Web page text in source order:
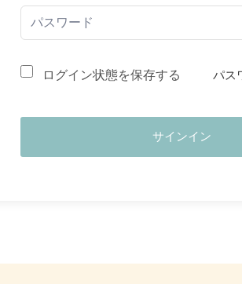
ログイン状態を保存する パス
サインイン